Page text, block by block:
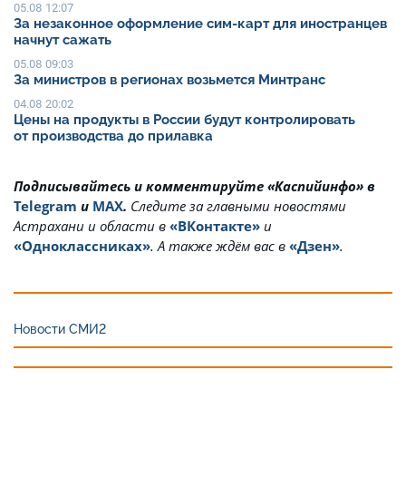
05.08 12:07
За незаконное оформление сим-карт для иностранцев
начнут сажать
05.08 09:03
За министров в регионах возьмется Минтранс
04.08 20:02
Цены на продукты в России будут контролировать
от производства до прилавка
Подписывайтесь и комментируйте «Каспийинфо» в
Telegram и MAX. Cледите за главными новостями
Астрахани и области в «ВКонтакте» и
«Одноклассниках». А также ждём вас в «Дзен».
Новости СМИ2